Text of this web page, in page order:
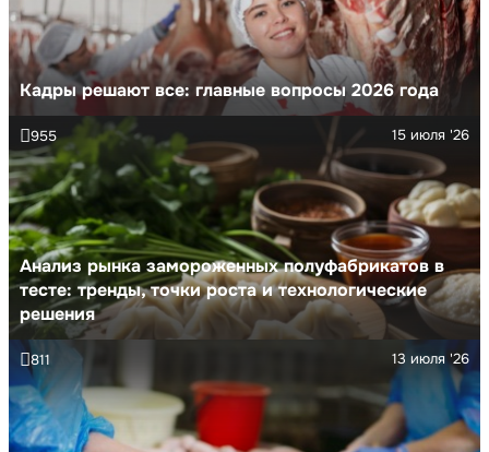
Кадры решают все: главные вопросы 2026 года
Анализ рынка замороженных полуфабрикатов в
тесте: тренды, точки роста и технологические
решения
15 июля '26
955
13 июля '26
811